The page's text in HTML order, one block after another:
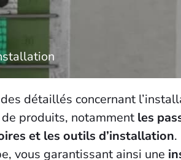
détaillés concernant
produits, notamment les
et les outils d’installation
vous garantissant ainsi une